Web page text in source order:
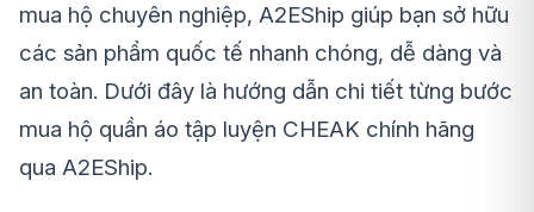
mua hộ chuyên nghiệp, A2EShip giúp bạn sở hữu
các sản phẩm quốc tế nhanh chóng, dễ dàng và
an toàn. Dưới đây là hướng dẫn chi tiết từng bước
mua hộ quần áo tập luyện CHEAK chính hãng
qua A2EShip.